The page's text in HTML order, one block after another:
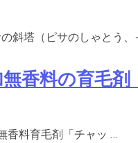
斜塔（ピサのしゃとう、
香料の育毛剤
香料育毛剤「チャッ …